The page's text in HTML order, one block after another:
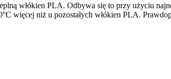
włókien PLA. Odbywa się to przy użyciu
więcej niż u pozostałych włókien PLA.